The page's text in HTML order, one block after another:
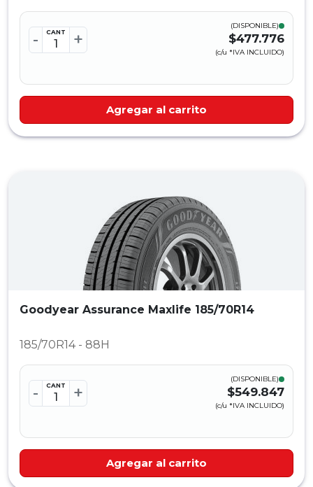
- CANT +
(DISPONIBLE)
$477.776
(c/u *IVA INCLUIDO)
Agregar al carrito
Goodyear Assurance Maxlife 185/70R14
185/70R14 - 88H
- CANT +
(DISPONIBLE)
$549.847
(c/u *IVA INCLUIDO)
Agregar al carrito